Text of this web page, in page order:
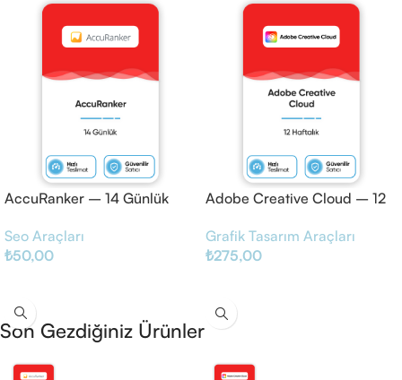
AccuRanker – 14 Günlük
Seo Araçları
₺50,00
Adobe Creative Cloud – 12
Grafik Tasarım Araçları
₺275,00
Son Gezdiğiniz Ürünler